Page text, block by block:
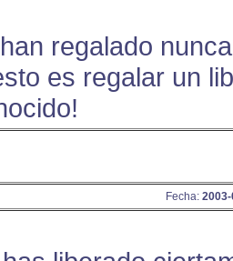
regalado
es regalar un
Fecha: